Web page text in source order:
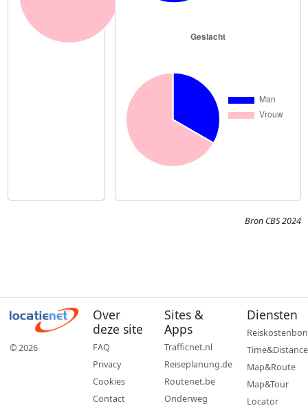
Bron CBS 2024
© 2026
Over
deze site
FAQ
Privacy
Cookies
Contact
Sites &
Apps
Trafficnet.nl
Reiseplanung.de
Routenet.be
Onderweg
Diensten
Reiskostenbon
Time&Distance
Map&Route
Map&Tour
Locator